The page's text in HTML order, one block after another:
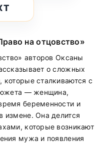
на отцовство»
авторов Оксаны
о сложных
сталкиваются с
— женщина,
беременности и
измене. Она делится
которые возникают
мужа и появления